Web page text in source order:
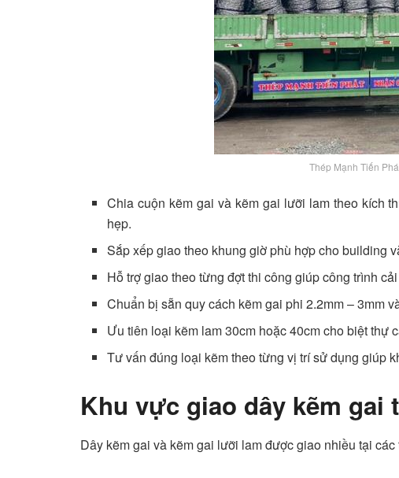
Thép Mạnh Tiến
Chia cuộn kẽm gai và kẽm gai lưỡi lam theo kích
hẹp.
Sắp xếp giao theo khung giờ phù hợp cho building
Hỗ trợ giao theo từng đợt thi công giúp công trình
Chuẩn bị sẵn quy cách kẽm gai phi 2.2mm – 3mm
Ưu tiên loại kẽm lam 30cm hoặc 40cm cho biệt thự
Tư vấn đúng loại kẽm theo từng vị trí sử dụng giúp
Khu vực giao dây kẽm gai
Dây kẽm gai và kẽm gai lưỡi lam được giao nhiều tại